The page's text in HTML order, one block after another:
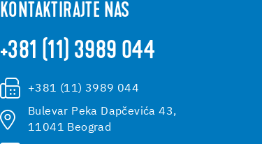
KONTAKTIRAJTE NAS
+381 (11) 3989 044
+381 (11) 3989 044
Bulevar Peka Dapčevića 43,
11041 Beograd